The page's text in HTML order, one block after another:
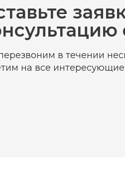
в течении
на все